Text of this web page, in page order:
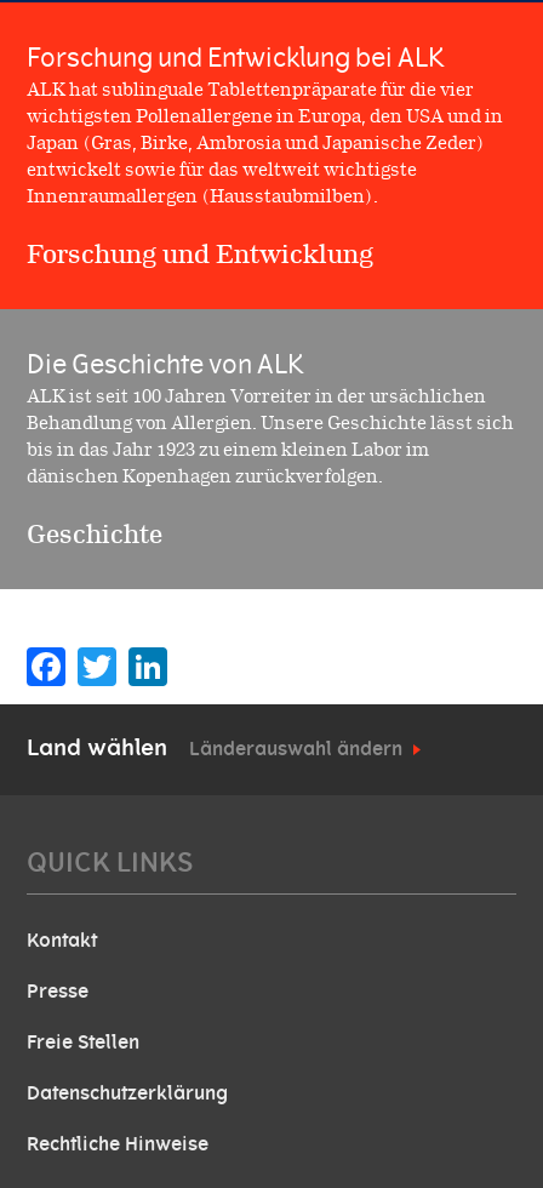
Forschung und Entwicklung bei ALK
ALK hat sublinguale Tablettenpräparate für die vier
wichtigsten Pollenallergene in Europa, den USA und in
Japan (Gras, Birke, Ambrosia und Japanische Zeder)
entwickelt sowie für das weltweit wichtigste
Innenraumallergen (Hausstaubmilben).
Forschung und Entwicklung
Die Geschichte von ALK
ALK ist seit 100 Jahren Vorreiter in der ursächlichen
Behandlung von Allergien. Unsere Geschichte lässt sich
bis in das Jahr 1923 zu einem kleinen Labor im
dänischen Kopenhagen zurückverfolgen.
Geschichte
Facebook
Twitter
Land wählen Länderauswahl ändern
QUICK LINKS
Kontakt
Presse
Freie Stellen
Datenschutzerklärung
Rechtliche Hinweise